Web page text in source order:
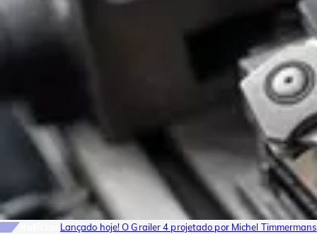
Lançado hoje! O Grailer 4 projetado por Michel Timmermans